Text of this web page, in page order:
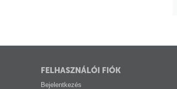
FELHASZNÁLÓI FIÓK
Bejelentkezés